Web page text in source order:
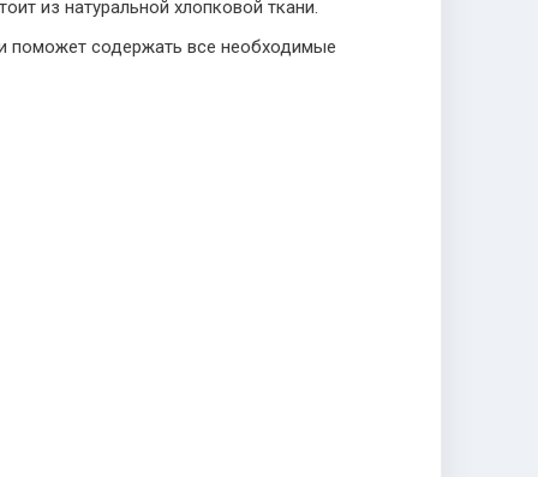
из натуральной хлопковой ткани.
поможет содержать все необходимые